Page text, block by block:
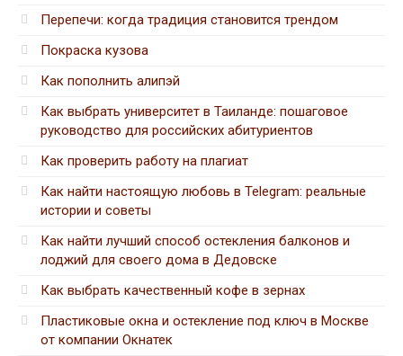
Перепечи: когда традиция становится трендом
Покраска кузова
Как пополнить алипэй
Как выбрать университет в Таиланде: пошаговое
руководство для российских абитуриентов
Как проверить работу на плагиат
Как найти настоящую любовь в Telegram: реальные
истории и советы
Как найти лучший способ остекления балконов и
лоджий для своего дома в Дедовске
Как выбрать качественный кофе в зернах
Пластиковые окна и остекление под ключ в Москве
от компании Окнатек